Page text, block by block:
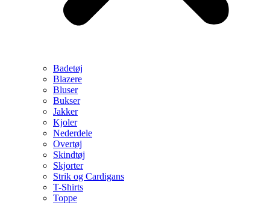
Badetøj
Blazere
Bluser
Bukser
Jakker
Kjoler
Nederdele
Overtøj
Skindtøj
Skjorter
Strik og Cardigans
T-Shirts
Toppe